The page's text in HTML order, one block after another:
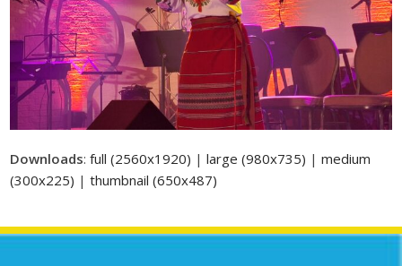
Downloads:full (2560x1920) |large (980x735) |medium
(300x225) |thumbnail (650x487)